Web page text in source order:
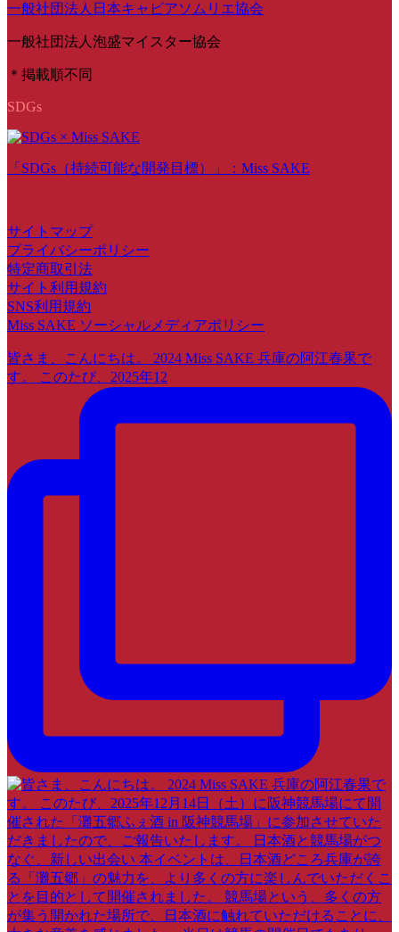
一般社団法人日本キャビアソムリエ協会
一般社団法人泡盛マイスター協会
＊掲載順不同
SDGs
「SDGs（持続可能な開発目標）」：Miss SAKE
サイトマップ
プライバシーポリシー
特定商取引法
サイト利用規約
SNS利用規約
Miss SAKE ソーシャルメディアポリシー
皆さま、こんにちは。 2024 Miss SAKE 兵庫の阿江春果で
す。 このたび、2025年12